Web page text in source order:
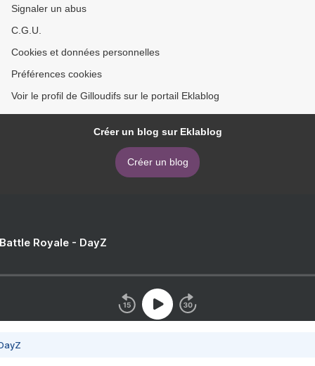
Signaler un abus
C.G.U.
Cookies et données personnelles
Préférences cookies
Voir le profil de Gilloudifs sur le portail Eklablog
Créer un blog sur Eklablog
Créer un blog
Royale - DayZ